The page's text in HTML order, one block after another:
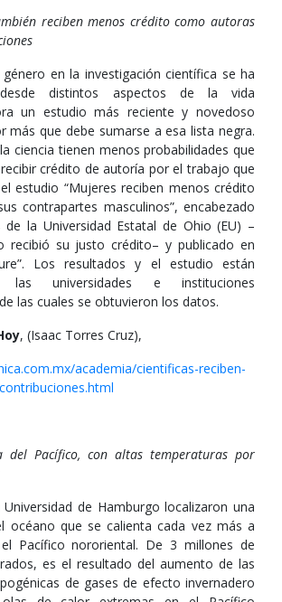
reciben menos crédito como autoras
en la investigación científica se ha
desde distintos aspectos de la vida
un estudio más reciente y novedoso
más que debe sumarse a esa lista negra.
ciencia tienen menos probabilidades que
crédito de autoría por el trabajo que
estudio “Mujeres reciben menos crédito
contrapartes masculinos”, encabezado
de la Universidad Estatal de Ohio (EU) –
recibió su justo crédito– y publicado en
Los resultados y el estudio están
universidades e instituciones
las cuales se obtuvieron los datos.
, (Isaac Torres Cruz),
academia/cientificas-reciben-
del Pacífico, con altas temperaturas por
de Hamburgo localizaron una
océano que se calienta cada vez más a
Pacífico nororiental. De 3 millones de
es el resultado del aumento de las
de gases de efecto invernadero